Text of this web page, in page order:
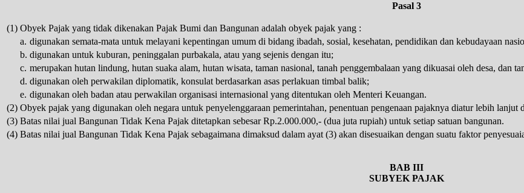
Pasal 3
(1) Obyek Pajak yang tidak dikenakan Pajak Bumi dan Bangunan adalah obyek pajak yang :
a. digunakan semata-mata untuk melayani kepentingan umum di bidang ibadah, sosial, kesehatan, pendidikan dan kebudayaan
b. digunakan untuk kuburan, peninggalan purbakala, atau yang sejenis dengan itu;
c. merupakan hutan lindung, hutan suaka alam, hutan wisata, taman nasional, tanah penggembalaan yang dikuasai oleh desa, dan
d. digunakan oleh perwakilan diplomatik, konsulat berdasarkan asas perlakuan timbal balik;
e. digunakan oleh badan atau perwakilan organisasi internasional yang ditentukan oleh Menteri Keuangan.
(2) Obyek pajak yang digunakan oleh negara untuk penyelenggaraan pemerintahan, penentuan pengenaan pajaknya diatur lebih lanjut
(3) Batas nilai jual Bangunan Tidak Kena Pajak ditetapkan sebesar Rp.2.000.000,- (dua juta rupiah) untuk setiap satuan bangunan.
(4) Batas nilai jual Bangunan Tidak Kena Pajak sebagaimana dimaksud dalam ayat (3) akan disesuaikan dengan suatu faktor
BAB III
SUBYEK PAJAK